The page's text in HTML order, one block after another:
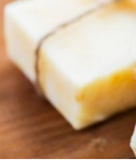
LA
30
A
21
SETTEMBRE
2023